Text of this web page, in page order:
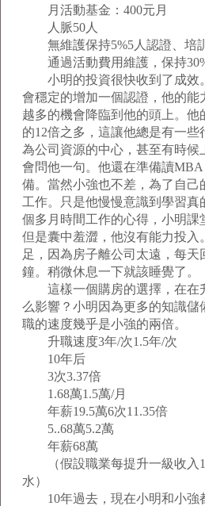
月活動基金：400元月
人脈50人
無維護保持5%5人認證、培訓
通過活動費用維護，保持
小明的投資很快收到了成效
會穩定的增加一個認證，他的能
越多的機會降臨到他的頭上。他
的12倍之多，這讓他總是有一
為公司資源的中心，甚至有時候
會問他一句。他還在準備讀
備。當然小強也不差，為了自己
工作。只是他慢慢意識到學習真
個多月時間工作的心得，小明課
但是囊中羞澀，他沒有能力投入
足，因為房子離公司太遠，每天
鐘。稍微休息一下就該睡覺了。
這樣一個購房的選擇，在在
么影響？小明因為更多的知識儲
職的速度幾乎是小強的兩倍。
升職速度3年/次1.5年/次
10年后
3次3.37倍
1.68萬1.5萬/月
年薪19.5萬6次11.35倍
5..68萬5.2萬
年薪68萬
（假設職業每提升一級收入
水）
10年過去，現在小明和小強